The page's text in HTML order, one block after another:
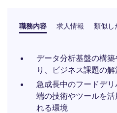
職務内容 求人情報 類似し
データ分析基盤の構
り、ビジネス課題の
急成長中のフードデ
端の技術やツールを
れる環境